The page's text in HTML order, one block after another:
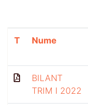
T Nume
BILANT
TRIM I 2022